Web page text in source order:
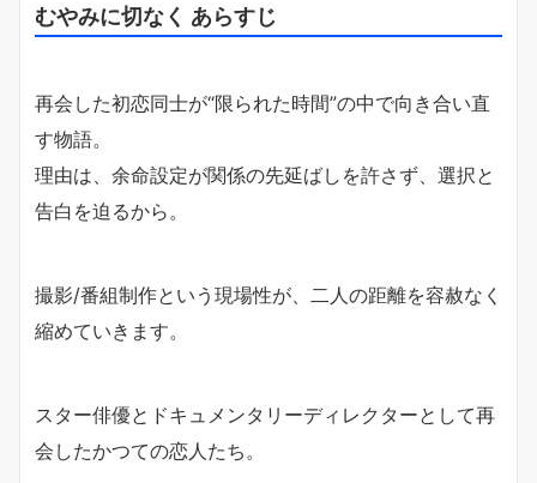
むやみに切なく あらすじ
再会した初恋同士が“限られた時間”の中で向き合い直
す物語。
理由は、余命設定が関係の先延ばしを許さず、選択と
告白を迫るから。
撮影/番組制作という現場性が、二人の距離を容赦なく
縮めていきます。
スター俳優とドキュメンタリーディレクターとして再
会したかつての恋人たち。